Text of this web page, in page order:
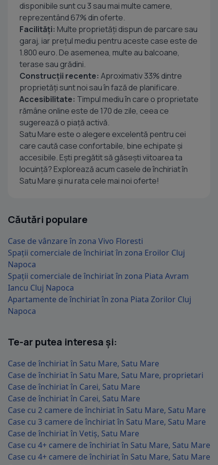
disponibile sunt cu 3 sau mai multe camere,
reprezentând 67% din oferte.
Facilități: Multe proprietăți dispun de parcare sau
garaj, iar prețul mediu pentru aceste case este de
1.800 euro. De asemenea, multe au balcoane,
terase sau grădini.
Construcții recente: Aproximativ 33% dintre
proprietăți sunt noi sau în fază de planificare.
Accesibilitate: Timpul mediu în care o proprietate
rămâne online este de 170 de zile, ceea ce
sugerează o piață activă.
Satu Mare este o alegere excelentă pentru cei
care caută case confortabile, bine echipate și
accesibile. Ești pregătit să găsești viitoarea ta
locuință? Explorează acum casele de închiriat în
Satu Mare și nu rata cele mai noi oferte!
Căutări populare
Case de vânzare în zona Vivo Floresti
Spații comerciale de închiriat în zona Eroilor Cluj
Napoca
Spații comerciale de închiriat în zona Piata Avram
Iancu Cluj Napoca
Apartamente de închiriat în zona Piata Zorilor Cluj
Napoca
Te-ar putea interesa și:
Case de închiriat în Satu Mare, Satu Mare
Case de închiriat în Satu Mare, Satu Mare, proprietari
Case de închiriat în Carei, Satu Mare
Case de închiriat în Carei, Satu Mare
Case cu 2 camere de închiriat în Satu Mare, Satu Mare
Case cu 3 camere de închiriat în Satu Mare, Satu Mare
Case de închiriat în Vetiș, Satu Mare
Case cu 4+ camere de închiriat în Satu Mare, Satu Mare
Case cu 4+ camere de închiriat în Satu Mare, Satu Mare